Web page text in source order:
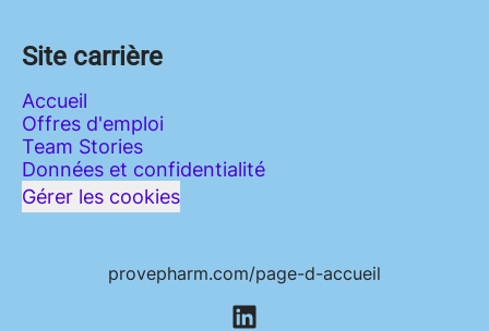
Site carrière
Accueil
Offres d'emploi
Team Stories
Données et confidentialité
Gérer les cookies
provepharm.com/page-d-accueil